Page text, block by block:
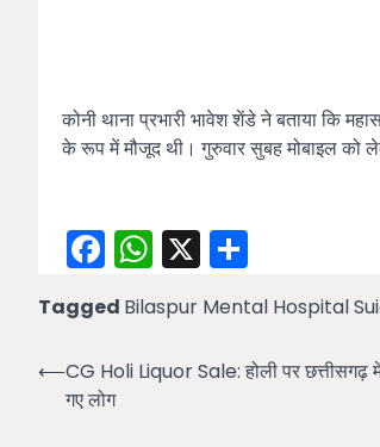
कोनी थाना प्रभारी भावेश शेंडे ने बताया कि
के रूप में मौजूद थी। गुरुवार सुबह मोबाइल को
Facebook
WhatsApp
X
Tagged Bilaspur Mental Hospital
Post
navigation
⟵CG Holi Liquor Sale: होली पर छत्तीसगढ़ में
गए लोग